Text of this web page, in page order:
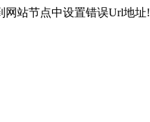
网站节点中设置错误Url地址!